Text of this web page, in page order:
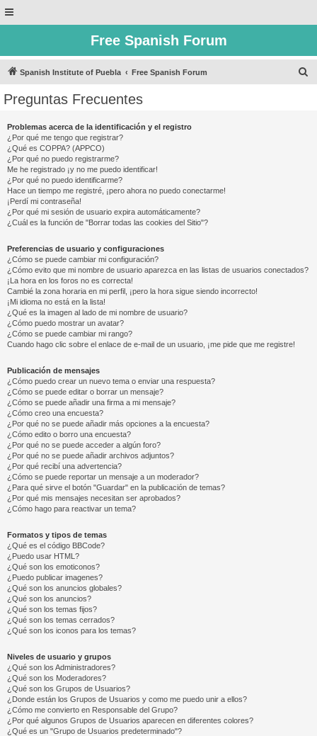
Free Spanish Forum
Spanish Institute of Puebla Free Spanish Forum
Preguntas Frecuentes
Problemas acerca de la identificación y el registro
¿Por qué me tengo que registrar?
¿Qué es COPPA? (APPCO)
¿Por qué no puedo registrarme?
Me he registrado ¡y no me puedo identificar!
¿Por qué no puedo identificarme?
Hace un tiempo me registré, ¡pero ahora no puedo conectarme!
¡Perdí mi contraseña!
¿Por qué mi sesión de usuario expira automáticamente?
¿Cuál es la función de "Borrar todas las cookies del Sitio"?
Preferencias de usuario y configuraciones
¿Cómo se puede cambiar mi configuración?
¿Cómo evito que mi nombre de usuario aparezca en las listas de usuarios conectados?
¡La hora en los foros no es correcta!
Cambié la zona horaria en mi perfil, ¡pero la hora sigue siendo incorrecto!
¡Mi idioma no está en la lista!
¿Qué es la imagen al lado de mi nombre de usuario?
¿Cómo puedo mostrar un avatar?
¿Cómo se puede cambiar mi rango?
Cuando hago clic sobre el enlace de e-mail de un usuario, ¡me pide que me registre!
Publicación de mensajes
¿Cómo puedo crear un nuevo tema o enviar una respuesta?
¿Cómo se puede editar o borrar un mensaje?
¿Cómo se puede añadir una firma a mi mensaje?
¿Cómo creo una encuesta?
¿Por qué no se puede añadir más opciones a la encuesta?
¿Cómo edito o borro una encuesta?
¿Por qué no se puede acceder a algún foro?
¿Por qué no se puede añadir archivos adjuntos?
¿Por qué recibí una advertencia?
¿Cómo se puede reportar un mensaje a un moderador?
¿Para qué sirve el botón "Guardar" en la publicación de temas?
¿Por qué mis mensajes necesitan ser aprobados?
¿Cómo hago para reactivar un tema?
Formatos y tipos de temas
¿Qué es el código BBCode?
¿Puedo usar HTML?
¿Qué son los emoticonos?
¿Puedo publicar imagenes?
¿Qué son los anuncios globales?
¿Qué son los anuncios?
¿Qué son los temas fijos?
¿Qué son los temas cerrados?
¿Qué son los iconos para los temas?
Niveles de usuario y grupos
¿Qué son los Administradores?
¿Qué son los Moderadores?
¿Qué son los Grupos de Usuarios?
¿Donde están los Grupos de Usuarios y como me puedo unir a ellos?
¿Cómo me convierto en Responsable del Grupo?
¿Por qué algunos Grupos de Usuarios aparecen en diferentes colores?
¿Qué es un "Grupo de Usuarios predeterminado"?